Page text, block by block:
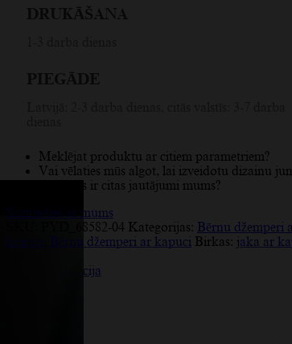
Meklējat produktu ar citiem parametriem?
Vai vēlaties mūs algot, lai izveidotu dizainu
Vai jums ir citas jautājumi mums?
Sazinieties ar mums
PYD_68582-04 Kategorijas: Bērnu džemperi
kapuci, Bērnu džemperi ar kapuci Birkas: jaka ar
Papildu informācija